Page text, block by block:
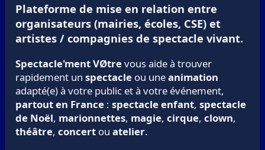
Plateforme de mise en relation entre
organisateurs (mairies, écoles, CSE) et
artistes / compagnies de spectacle vivant.
Spectacle'ment VØtrevous aide à trouver
rapidement un spectacleou uneanimation
adapté(e) à votre public et à votre événement,
partout en France: spectacle enfant, spectacle
de Noël, marionnettes, magie, cirque, clown,
théâtre, concertou atelier.